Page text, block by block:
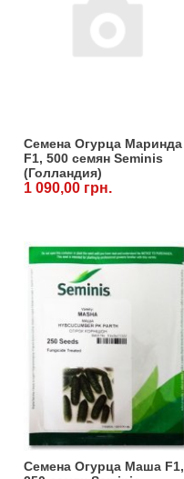
Семена Огурца Маринда
F1, 500 семян Seminis
(Голландия)
1 090,00 грн.
Семена Огурца Маша F1,